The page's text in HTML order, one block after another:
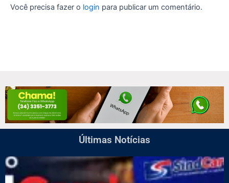
Você precisa fazer o login para publicar um comentário.
Últimas Notícias